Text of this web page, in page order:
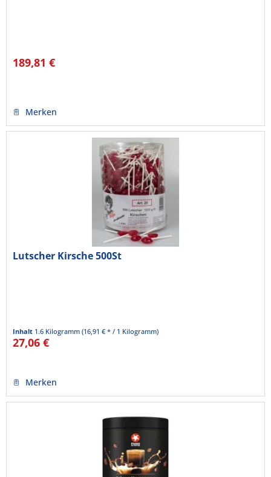
189,81 €
Merken
Lutscher Kirsche 500St
Inhalt 1.6 Kilogramm(16,91 € * / 1 Kilogramm)
27,06 €
Merken